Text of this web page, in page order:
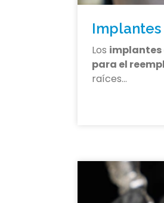
Los
para el
raíces…